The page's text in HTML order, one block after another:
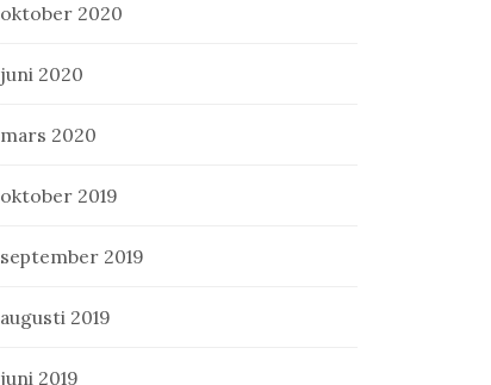
oktober 2020
juni 2020
mars 2020
oktober 2019
september 2019
augusti 2019
juni 2019